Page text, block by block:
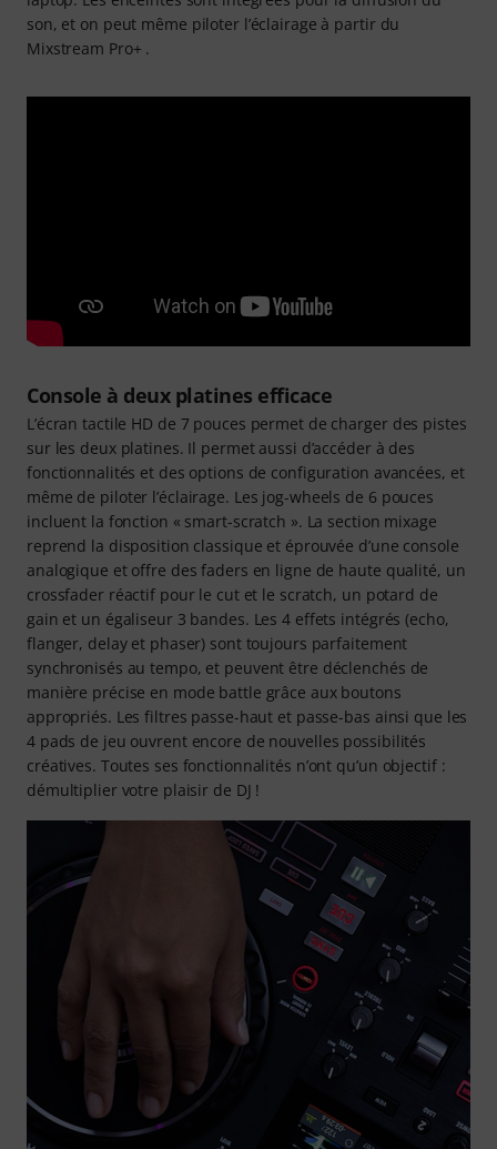
son, et on peut même piloter l’éclairage à partir du
Mixstream Pro+ .
Console à deux platines efficace
L’écran tactile HD de 7 pouces permet de charger des pistes
sur les deux platines. Il permet aussi d’accéder à des
fonctionnalités et des options de configuration avancées, et
même de piloter l’éclairage. Les jog-wheels de 6 pouces
incluent la fonction « smart-scratch ». La section mixage
reprend la disposition classique et éprouvée d’une console
analogique et offre des faders en ligne de haute qualité, un
crossfader réactif pour le cut et le scratch, un potard de
gain et un égaliseur 3 bandes. Les 4 effets intégrés (echo,
flanger, delay et phaser) sont toujours parfaitement
synchronisés au tempo, et peuvent être déclenchés de
manière précise en mode battle grâce aux boutons
appropriés. Les filtres passe-haut et passe-bas ainsi que les
4 pads de jeu ouvrent encore de nouvelles possibilités
créatives. Toutes ses fonctionnalités n’ont qu’un objectif :
démultiplier votre plaisir de DJ !